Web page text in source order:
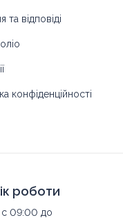
та відповіді
конфіденційності
роботи
09:00 до